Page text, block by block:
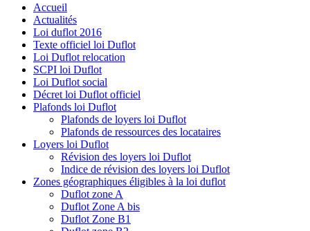
Accueil
Actualités
Loi duflot 2016
Texte officiel loi Duflot
Loi Duflot relocation
SCPI loi Duflot
Loi Duflot social
Décret loi Duflot officiel
Plafonds loi Duflot
Plafonds de loyers loi Duflot
Plafonds de ressources des locataires
Loyers loi Duflot
Révision des loyers loi Duflot
Indice de révision des loyers loi Duflot
Zones géographiques éligibles à la loi duflot
Duflot zone A
Duflot Zone A bis
Duflot Zone B1